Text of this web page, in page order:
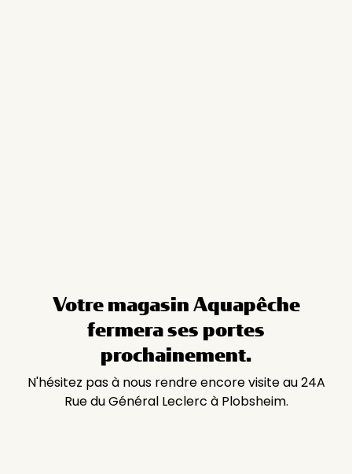
Votre magasin Aquapêche
fermera ses portes
prochainement.
N'hésitez pas à nous rendre encore visite au 24A
Rue du Général Leclerc à Plobsheim.